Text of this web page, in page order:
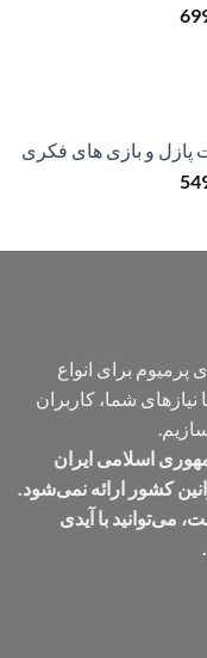
تومان499,000
محدوده
تا
برای انواع
شما، کاربران
اسلامی ایران
کشور ارائه نمی‌شود.
می‌توانید با آیدی